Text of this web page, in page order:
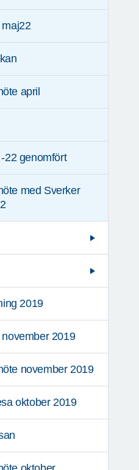
april
22 genomfört
med Sverker
2019
2019
november 2019
oktober 2019